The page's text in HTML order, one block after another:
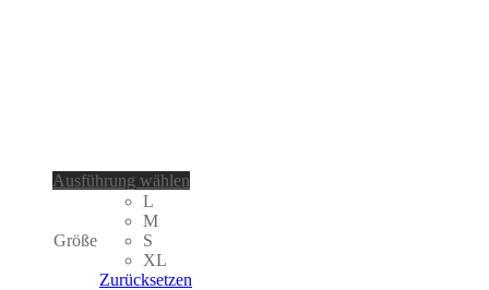
Ausführung wählen
auf.
Größe
L
M
S
XL
Zurücksetzen